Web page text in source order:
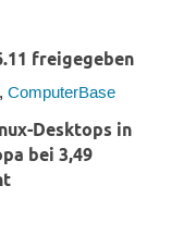
freigegeben
ComputerBase
Desktops in
bei 3,49